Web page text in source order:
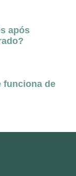
após
funciona de